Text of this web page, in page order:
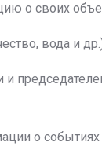
о своих
вода и
о событиях